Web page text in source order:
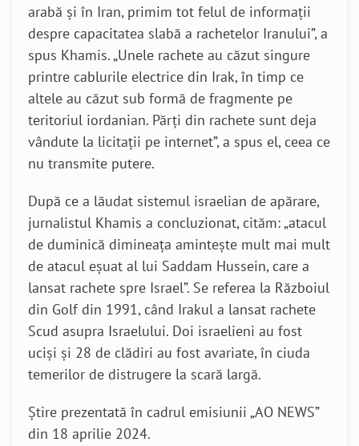
arabă și în Iran, primim tot felul de informații
despre capacitatea slabă a rachetelor Iranului”, a
spus Khamis. „Unele rachete au căzut singure
printre cablurile electrice din Irak, în timp ce
altele au căzut sub formă de fragmente pe
teritoriul iordanian. Părți din rachete sunt deja
vândute la licitații pe internet”, a spus el, ceea ce
nu transmite putere.
După ce a lăudat sistemul israelian de apărare,
jurnalistul Khamis a concluzionat, cităm: „atacul
de duminică dimineața amintește mult mai mult
de atacul eșuat al lui Saddam Hussein, care a
lansat rachete spre Israel”. Se referea la Războiul
din Golf din 1991, când Irakul a lansat rachete
Scud asupra Israelului. Doi israelieni au fost
uciși și 28 de clădiri au fost avariate, în ciuda
temerilor de distrugere la scară largă.
Știre prezentată în cadrul emisiunii „AO NEWS”
din 18 aprilie 2024.